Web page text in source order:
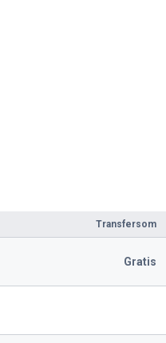
Transfersom
Gratis